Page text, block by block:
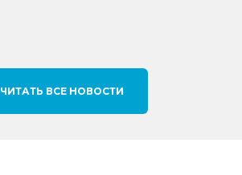
ЧИТАТЬ ВСЕ НОВОСТИ